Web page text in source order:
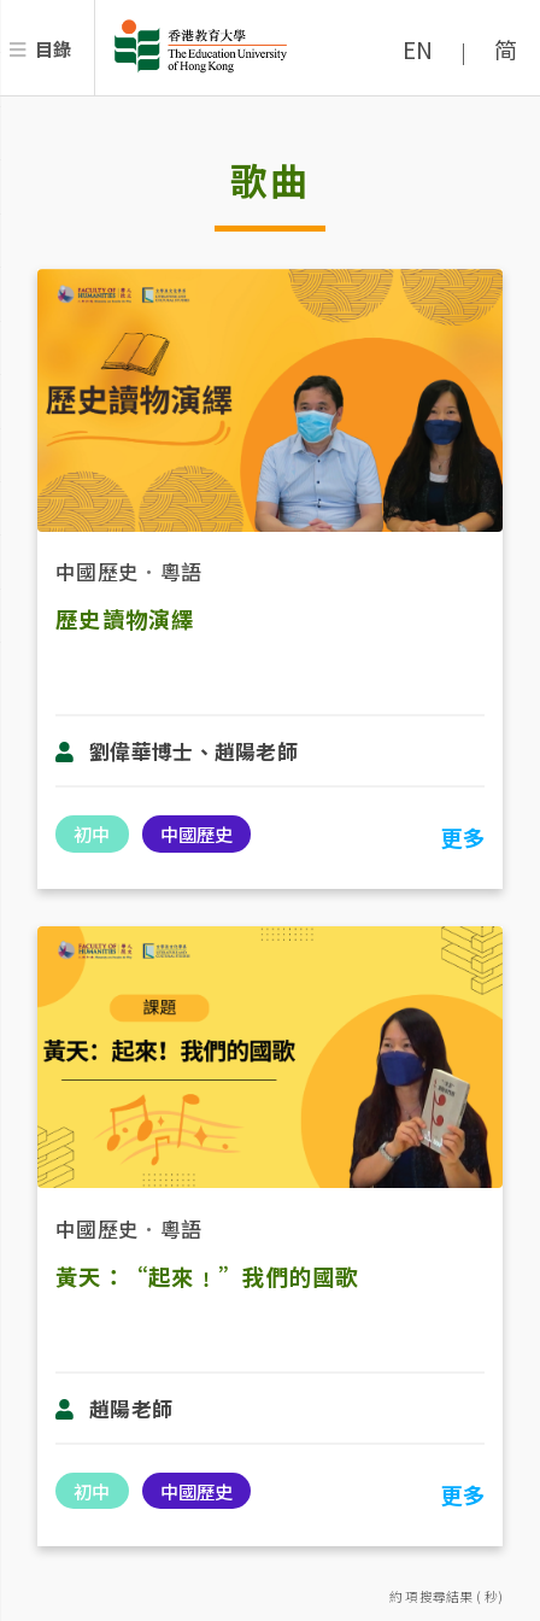
目錄 EN | 简
歌曲
中國歷史 ． 粵語
歷史讀物演繹
劉偉華博士、趙陽老​師
初中 中國歷史 更多
中國歷史 ． 粵語
黃天：“起來﹗”我們的國歌
趙陽老​師
初中 中國歷史 更多
約 項搜尋結果 ( 秒)